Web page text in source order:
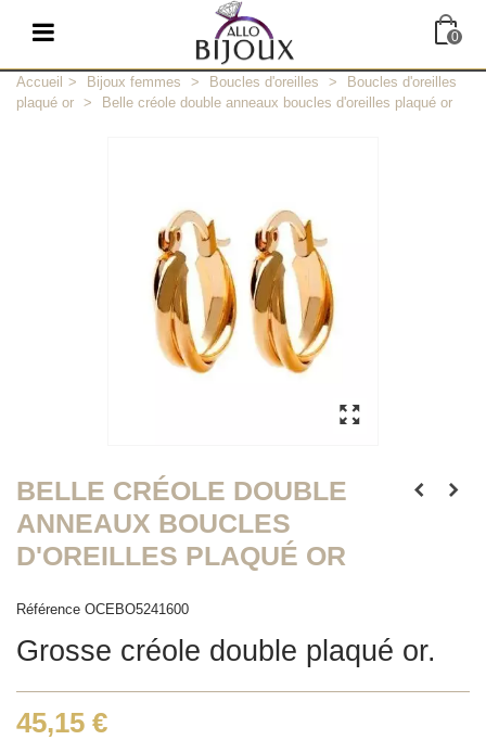
0
Accueil > Bijoux femmes > Boucles d'oreilles >
Boucles d'oreilles
plaqué or > Belle créole double anneaux boucles d'oreilles plaqué or
BELLE CRÉOLE DOUBLE
ANNEAUX BOUCLES
D'OREILLES PLAQUÉ OR
Référence OCEBO5241600
Grosse créole double plaqué or.
45,15 €